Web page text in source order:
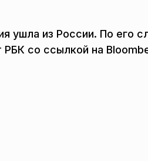
ушла из России. По его
со ссылкой на